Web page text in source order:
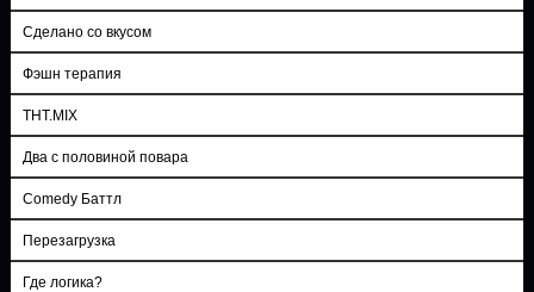
Сделано со вкусом
Фэшн терапия
ТНТ.MIX
Два с половиной повара
Comedy Баттл
Перезагрузка
Где логика?